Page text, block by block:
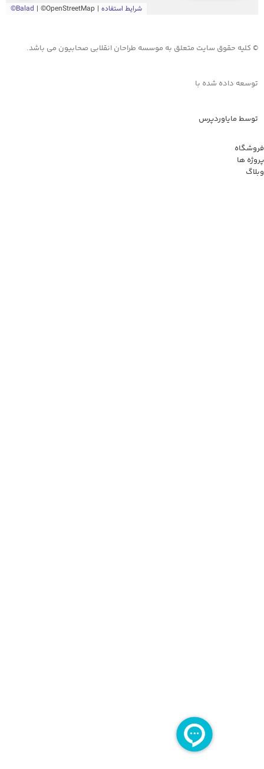
© کلیه حقوق سایت متعلق به موسسه طراحان انقلابی صحابیون می باشد.
توسعه داده شده با
توسط مایاوردپرس
فروشگاه
پروژه ها
وبلاگ